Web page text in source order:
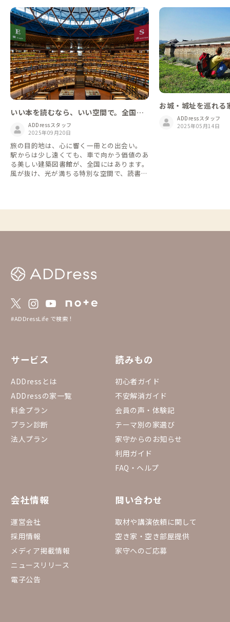
いい本を読むなら、いい空間で。全国の
美しい図書館まとめました
ADDressスタッフ
2025年09月20日
旅の目的地は、心に響く一冊との出会い。
駅からは少し遠くても、車で向かう価値のあ
る美しい建築図書館が、全国にはあります。
風が抜け、光が満ちる特別な空間で、読書と
お城・城址を巡れる
ADDressスタッフ
2025年05月14日
#ADDressLife で検索！
サービス
ADDressとは
ADDressの家一覧
料金プラン
プラン診断
法人プラン
読みもの
初心者ガイド
不安解消ガイド
会員の声・体験記
テーマ別の家選び
家守からのお知らせ
利用ガイド
FAQ・ヘルプ
会社情報
運営会社
採用情報
メディア掲載情報
ニュースリリース
電子公告
問い合わせ
取材や講演依頼に関して
空き家・空き部屋提供
家守へのご応募